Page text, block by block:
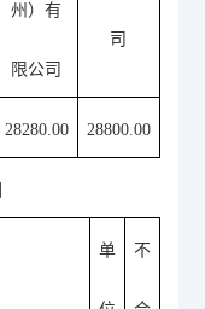
州）有
限公司
司
28280.00 28800.00
单 不